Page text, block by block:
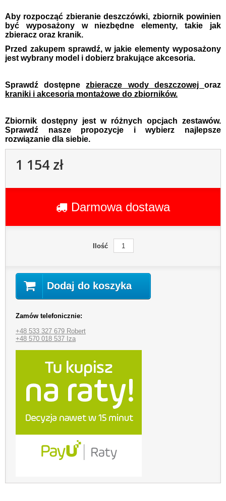
Aby rozpocząć zbieranie deszczówki, zbiornik powinien
być wyposażony w niezbędne elementy, takie jak
zbieracz oraz kranik.
Przed zakupem sprawdź, w jakie elementy wyposażony
jest wybrany model i dobierz brakujące akcesoria.
Sprawdź dostępnezbieracze wody deszczowejoraz
kraniki i akcesoria montażowe do zbiorników.
Zbiornik dostępny jest w różnych opcjach zestawów.
Sprawdź nasze propozycje i wybierz najlepsze
rozwiązanie dla siebie.
1 154 zł
Darmowa dostawa
Ilość
Dodaj do koszyka
Zamów telefonicznie:
+48 533 327 679 Robert
+48 570 018 537 Iza